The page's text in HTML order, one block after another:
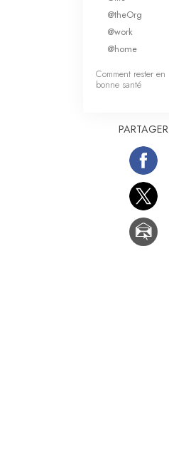
@theOrg
@work
@home
Comment rester en
bonne santé
PARTAGER